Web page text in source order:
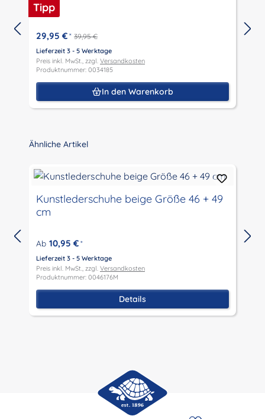
Tipp
29,95 € * 39,95 €
Lieferzeit 3 - 5 Werktage
Preis inkl. MwSt., zzgl. Versandkosten
Produktnummer: 0034185
In den Warenkorb
Produktgalerie überspringen
Ähnliche Artikel
Kunstlederschuhe beige Größe 46 + 49
cm
Ab 10,95 € *
Lieferzeit 3 - 5 Werktage
Preis inkl. MwSt., zzgl. Versandkosten
Produktnummer: 0046176M
Details